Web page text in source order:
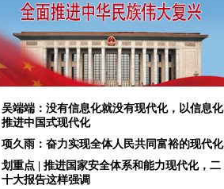
吴端端：没有信息化就没有现代化，以信息化
推进中国式现代化
项久雨：奋力实现全体人民共同富裕的现代化
划重点 | 推进国家安全体系和能力现代化，二
十大报告这样强调